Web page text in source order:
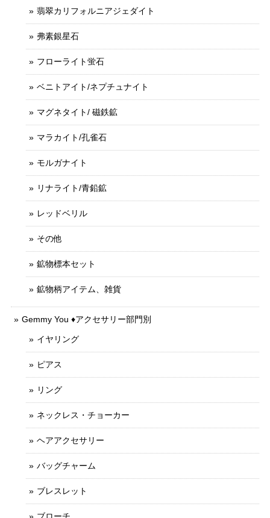
翡翠カリフォルニアジェダイト
弗素銀星石
フローライト蛍石
ベニトアイト/ネプチュナイト
マグネタイト/ 磁鉄鉱
マラカイト/孔雀石
モルガナイト
リナライト/青鉛鉱
レッドベリル
その他
鉱物標本セット
鉱物柄アイテム、雑貨
Gemmy You ♦︎アクセサリー部門別
イヤリング
ピアス
リング
ネックレス・チョーカー
ヘアアクセサリー
バッグチャーム
ブレスレット